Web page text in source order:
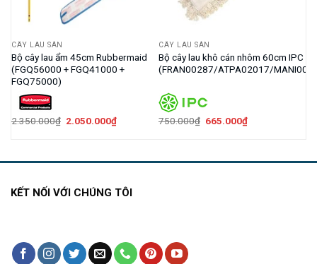
CÂY LAU SÀN
Bộ cây lau ẩm 45cm Rubbermaid
(FGQ56000 + FGQ41000 +
FGQ75000)
2.350.000₫ Giá
2.050.000₫Giá
CÂY LAU SÀN
Bộ cây lau khô cán nhôm 60cm IPC
(FRAN00287/ATPA02017/
750.000₫ Giá
665.000₫Giá
KẾT NỐI VỚI CHÚNG TÔI